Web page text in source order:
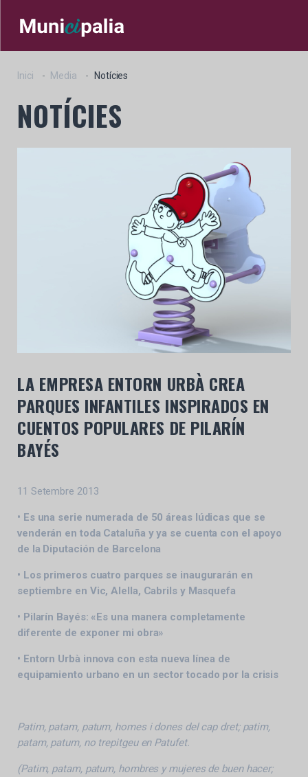
Inici Media Notícies
NOTÍCIES
LA EMPRESA ENTORN URBÀ CREA
PARQUES INFANTILES INSPIRADOS EN
CUENTOS POPULARES DE PILARÍN
BAYÉS
11 Setembre 2013
• Es una serie numerada de 50 áreas lúdicas que se
venderán en toda Cataluña y ya se cuenta con el apoyo
de la Diputación de Barcelona
• Los primeros cuatro parques se inaugurarán en
septiembre en Vic, Alella, Cabrils y Masquefa
• Pilarín Bayés: «Es una manera completamente
diferente de exponer mi obra»
• Entorn Urbà innova con esta nueva línea de
equipamiento urbano en un sector tocado por la crisis
Patim, patam, patum, homes i dones del cap dret; patim,
patam, patum, no trepitgeu en Patufet.
(Patim, patam, patum, hombres y mujeres de buen hacer;